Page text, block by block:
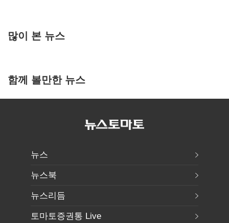
많이 본 뉴스
함께 볼만한 뉴스
뉴스
뉴스북
뉴스리듬
토마토증권통 Live